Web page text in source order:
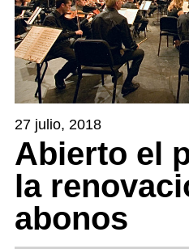
27 julio, 2018
Abierto el
la
abonos